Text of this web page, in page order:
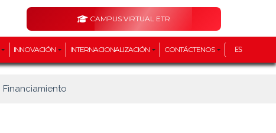
CAMPUS VIRTUAL ETR
INNOVACIÓN INTERNACIONALIZACIÓN CONTÁCTENOS ES
Financiamiento